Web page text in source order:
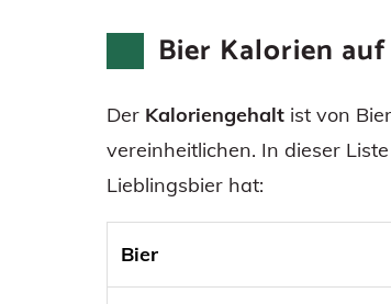
Bier Kalorien
Der Kaloriengehalt ist von
vereinheitlichen. In dieser
Lieblingsbier hat:
Bier